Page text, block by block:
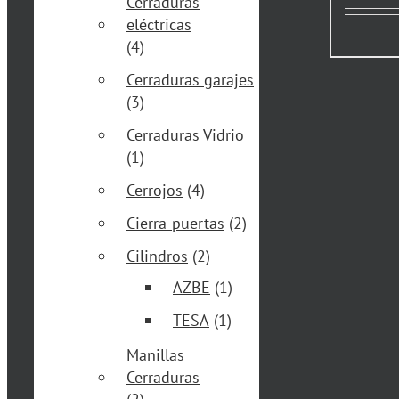
eléctricas
(4)
Cerraduras garajes
(3)
Cerraduras Vidrio
(1)
Cerrojos (4)
Cierra-puertas (2)
Cilindros (2)
AZBE (1)
TESA (1)
Manillas
Cerraduras